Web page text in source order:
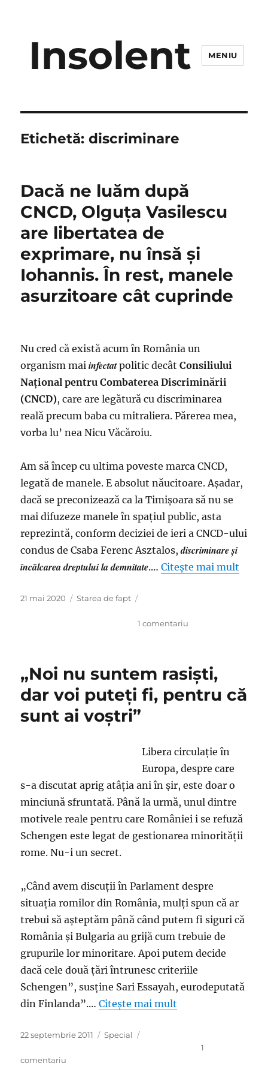
Insolent MENIU
Etichetă:discriminare
Dacă ne luăm după
CNCD, Olguţa Vasilescu
are libertatea de
exprimare, nu însă şi
Iohannis. În rest, manele
asurzitoare cât cuprinde
Nu cred că există acum în România un
organism maiinfectatpolitic decâtConsiliului
Național pentru Combaterea Discriminării
(CNCD), care are legătură cu discriminarea
reală precum baba cu mitraliera. Părerea mea,
vorba lu’ nea Nicu Văcăroiu.
Am să încep cu ultima poveste marca CNCD,
legată de manele. E absolut năucitoare. Aşadar,
dacă se preconizează ca la Timişoara să nu se
mai difuzeze manele în spaţiul public, asta
reprezintă, conform deciziei de ieri a CNCD-ului
condus de Csaba Ferenc Asztalos,discriminare și
încălcarea dreptului la demnitate.…Citește mai mult
Publicat
21 mai 2020 Categorii
Starea de fapt
1 comentariu
după
CNCD,
Olguţa
de
exprimare,
nu
însă
şi
În
rest,
cuprinde
„Noi nu suntem rasişti,
dar voi puteţi fi, pentru că
sunt ai voştri”
Libera circulaţie în
Europa, despre care
s-a discutat aprig atâţia ani în şir, este doar o
minciună sfruntată. Până la urmă, unul dintre
motivele reale pentru care României i se refuză
Schengen este legat de gestionarea minorităţii
rome. Nu-i un secret.
„Când avem discuţii în Parlament despre
situaţia romilor din România, mulţi spun că ar
trebui să aşteptăm până când putem fi siguri că
România şi Bulgaria au grijă cum trebuie de
grupurile lor minoritare. Apoi putem decide
dacă cele două ţări întrunesc criteriile
Schengen”, susţine Sari Essayah, eurodeputată
din Finlanda”.…Citește mai mult
Publicat
22 septembrie 2011 Categorii
Special
1
comentariu